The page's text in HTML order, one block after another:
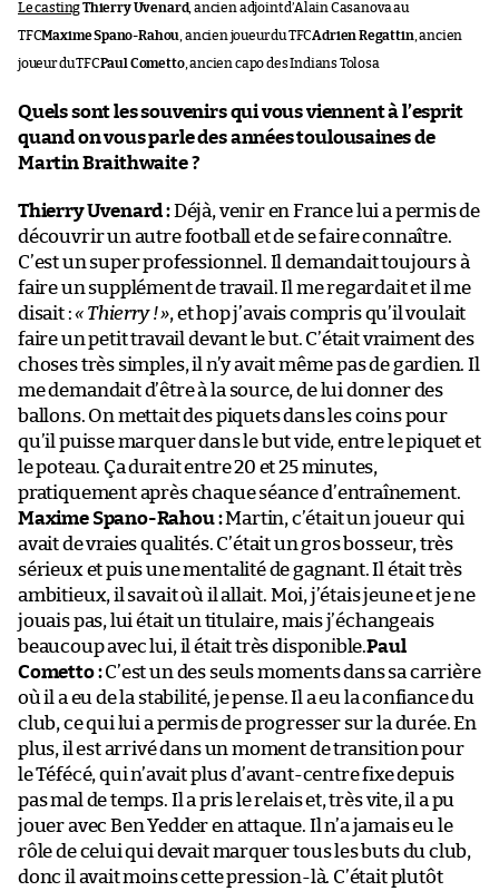
Le castingThierry Uvenard, ancien adjoint d’Alain Casanova au
TFCMaxime Spano-Rahou, ancien joueur du TFCAdrien Regattin, ancien
joueur du TFCPaul Cometto, ancien capo des Indians Tolosa
Quels sont les souvenirs qui vous viennent à l’esprit
quand on vous parle des années toulousaines de
Martin Braithwaite ?
Thierry Uvenard :Déjà, venir en France lui a permis de
découvrir un autre football et de se faire connaître.
C’est un super professionnel. Il demandait toujours à
faire un supplément de travail. Il me regardait et il me
disait :« Thierry ! », et hop j’avais compris qu’il voulait
faire un petit travail devant le but. C’était vraiment des
choses très simples, il n’y avait même pas de gardien. Il
me demandait d’être à la source, de lui donner des
ballons. On mettait des piquets dans les coins pour
qu’il puisse marquer dans le but vide, entre le piquet et
le poteau. Ça durait entre 20 et 25 minutes,
pratiquement après chaque séance d’entraînement.
Maxime Spano-Rahou :Martin, c’était un joueur qui
avait de vraies qualités. C’était un gros bosseur, très
sérieux et puis une mentalité de gagnant. Il était très
ambitieux, il savait où il allait. Moi, j’étais jeune et je ne
jouais pas, lui était un titulaire, mais j’échangeais
beaucoup avec lui, il était très disponible.Paul
Cometto :C’est un des seuls moments dans sa carrière
où il a eu de la stabilité, je pense. Il a eu la confiance du
club, ce qui lui a permis de progresser sur la durée. En
plus, il est arrivé dans un moment de transition pour
le Téfécé, qui n’avait plus d’avant-centre fixe depuis
pas mal de temps. Il a pris le relais et, très vite, il a pu
jouer avec Ben Yedder en attaque. Il n’a jamais eu le
rôle de celui qui devait marquer tous les buts du club,
donc il avait moins cette pression-là. C’était plutôt